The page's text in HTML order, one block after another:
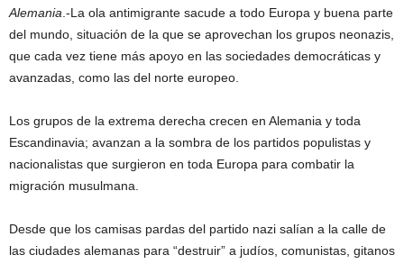
Alemania .-La ola antimigrante sacude a todo Europa y buena parte
del mundo, situación de la que se aprovechan los grupos neonazis,
que cada vez tiene más apoyo en las sociedades democráticas y
avanzadas, como las del norte europeo.
Los grupos de la extrema derecha crecen en Alemania y toda
Escandinavia; avanzan a la sombra de los partidos populistas y
nacionalistas que surgieron en toda Europa para combatir la
migración musulmana.
Desde que los camisas pardas del partido nazi salían a la calle de
las ciudades alemanas para “destruir” a judíos, comunistas, gitanos